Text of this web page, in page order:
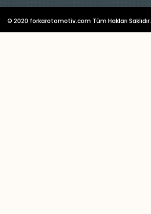
© 2020 forkarotomotiv.com Tüm Hakları Saklıdır.